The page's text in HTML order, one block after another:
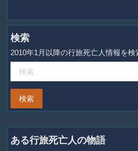
検索
2010年1月以降の行旅死亡人情報を検
ある行旅死亡人の物語